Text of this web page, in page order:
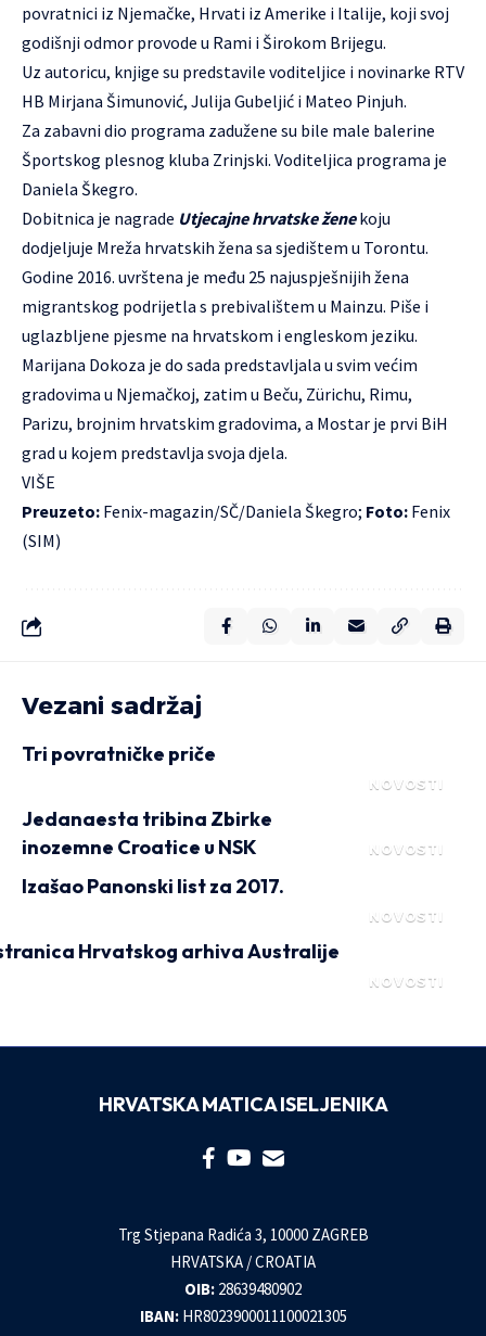
povratnici iz Njemačke, Hrvati iz Amerike i Italije, koji svoj
godišnji odmor provode u Rami i Širokom Brijegu.
Uz autoricu, knjige su predstavile voditeljice i novinarke RTV
HB Mirjana Šimunović, Julija Gubeljić i Mateo Pinjuh.
Za zabavni dio programa zadužene su bile male balerine
Športskog plesnog kluba Zrinjski. Voditeljica programa je
Daniela Škegro.
Dobitnica je nagrade Utjecajne hrvatske ženekoju
dodjeljuje Mreža hrvatskih žena sa sjedištem u Torontu.
Godine 2016. uvrštena je među 25 najuspješnijih žena
migrantskog podrijetla s prebivalištem u Mainzu. Piše i
uglazbljene pjesme na hrvatskom i engleskom jeziku.
Marijana Dokoza je do sada predstavljala u svim većim
gradovima u Njemačkoj, zatim u Beču, Zürichu, Rimu,
Parizu, brojnim hrvatskim gradovima, a Mostar je prvi BiH
grad u kojem predstavlja svoja djela.
VIŠE
Preuzeto: Fenix-magazin/SČ/Daniela Škegro; Foto: Fenix
(SIM)
Vezani sadržaj
NOVOSTI
Tri povratničke priče
NOVOSTI
Jedanaesta tribina Zbirke
inozemne Croatice u NSK
NOVOSTI
Izašao Panonski list za 2017.
NOVOSTI
Hrvatskog arhiva Australije
HRVATSKA MATICA ISELJENIKA
Trg Stjepana Radića 3, 10000 ZAGREB
HRVATSKA / CROATIA
OIB: 28639480902
IBAN: HR8023900011100021305